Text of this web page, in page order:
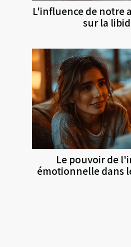
L'influence de notre
sur la
Le pouvoir de
émotionnelle dans